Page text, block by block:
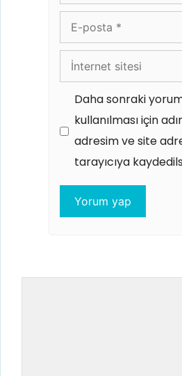
posta
İnternet
sitesi
Daha sonraki
kullanılması için
adresim ve site
tarayıcıya